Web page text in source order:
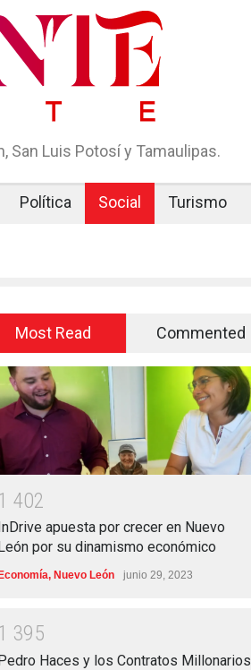
San Luis Potosí y Tamaulipas.
Política Social Turismo
Most Read Commented
1 402
InDrive apuesta por crecer en Nuevo
León por su dinamismo económico
Economía, Nuevo León junio 29, 2023
1 395
Haces y los Contratos Millonarios